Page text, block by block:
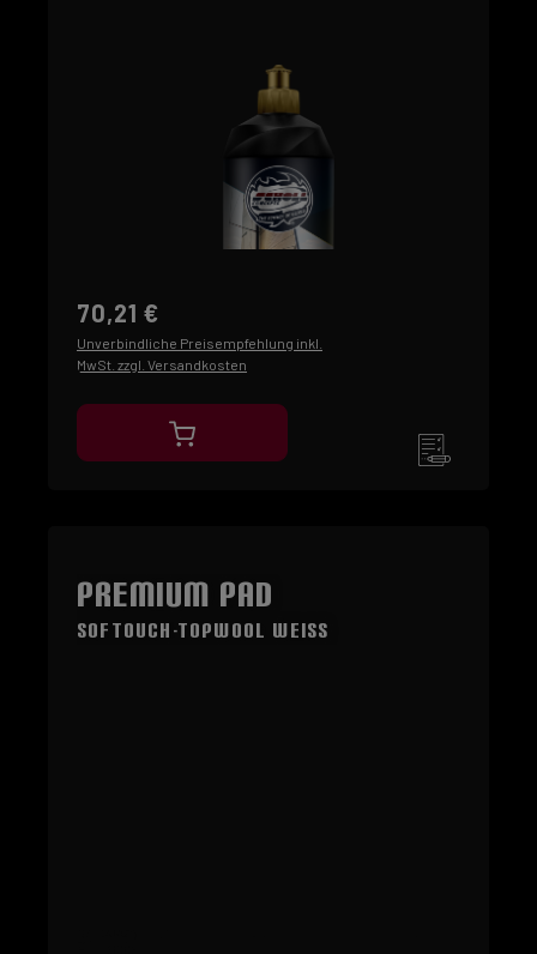
70,21 €
Unverbindliche Preisempfehlung inkl.
MwSt. zzgl. Versandkosten
Premium Pad
SOFTouch-TopWool Weiss